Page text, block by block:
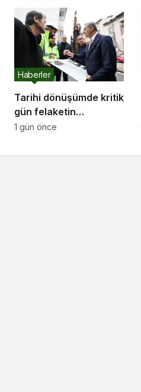
Adapazarı Meclisi
Toplandı
Tarihi dönüşümde kritik
gün felaketin
yıldönümü olan 17
Haberler
1 gün önce